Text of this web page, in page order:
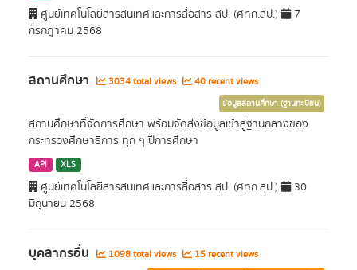
ศูนย์เทคโนโลยีสารสนเทศและการสื่อสาร สป. (ศทก.สป.)
7
กรกฎาคม 2568
สถานศึกษา 3034 total views 40 recent views
ข้อมูลสถานศึกษา (ฐานทะเบียน)
สถานศึกษาที่จัดการศึกษา พร้อมจัดส่งข้อมูลเข้าสู่ฐานกลางของ
กระทรวงศึกษาธิการ ทุก ๆ ปีการศึกษา
API XLS
ศูนย์เทคโนโลยีสารสนเทศและการสื่อสาร สป. (ศทก.สป.)
30
มิถุนายน 2568
บุคลากรอื่น 1098 total views 15 recent views